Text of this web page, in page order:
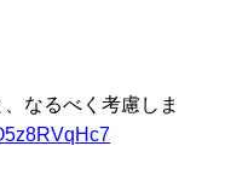
なるべく考慮しま